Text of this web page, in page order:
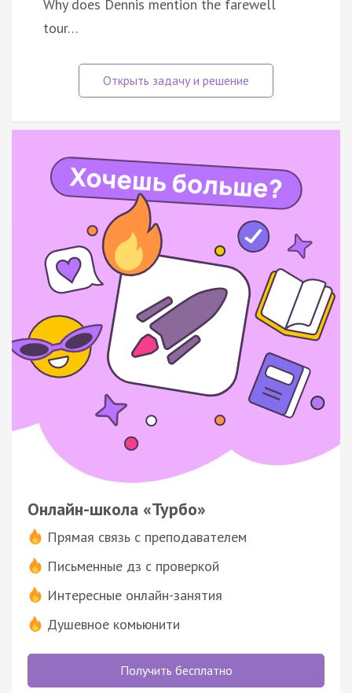
Why does Dennis mention the farewell
tour…
Онлайн-школа «Турбо»
Прямая связь с преподавателем
Письменные дз с проверкой
Интересные онлайн-занятия
Душевное комьюнити
Получить бесплатно